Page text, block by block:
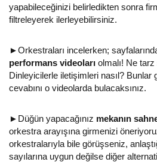
yapabileceğinizi belirledikten sonra
filtreleyerek ilerleyebilirsiniz.
►Orkestraları incelerken;
performans videoları olmalı! Ne tarz
Dinleyicilerle iletişimleri nasıl? Bunlar
cevabını o videolarda bulacaksınız.
►Düğün yapacağınız mekanın
orkestra arayışına girmenizi
orkestralarıyla bile görüşseniz,
sayılarına uygun değilse diğer